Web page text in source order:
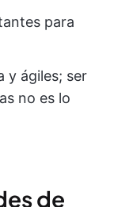
para
y ágiles; ser
no es lo
de